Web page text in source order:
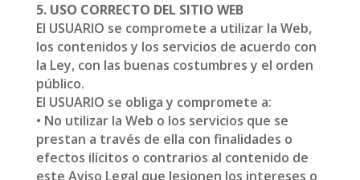
5. USO CORRECTO DEL SITIO WEB
El USUARIO se compromete a utilizar la Web,
los contenidos y los servicios de acuerdo con
la Ley, con las buenas costumbres y el orden
público.
El USUARIO se obliga y compromete a:
• No utilizar la Web o los servicios que se
prestan a través de ella con finalidades o
efectos ilícitos o contrarios al contenido de
este Aviso Legal que lesionen los intereses o